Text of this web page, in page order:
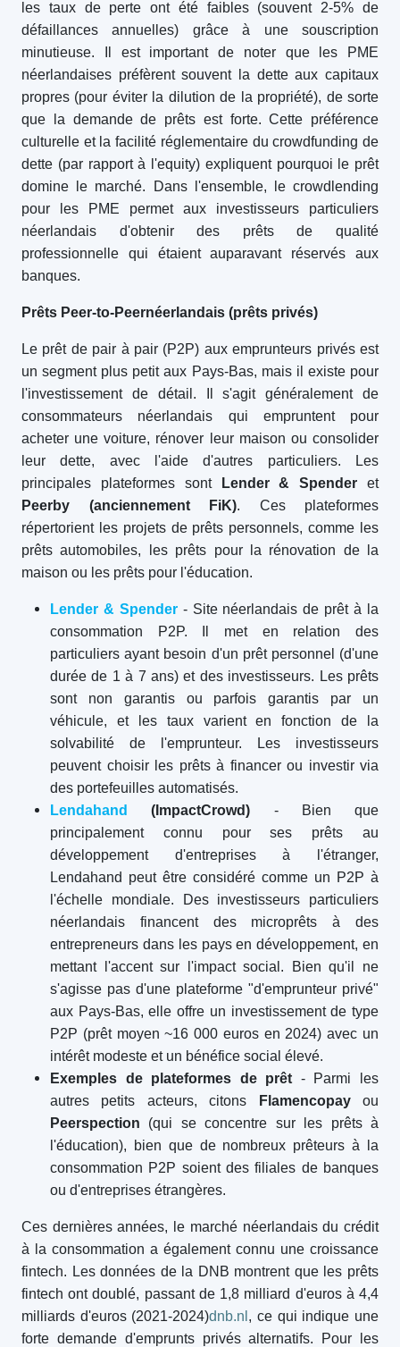
les taux de perte ont été faibles (souvent 2-5% de
défaillances annuelles) grâce à une souscription
minutieuse. Il est important de noter que les PME
néerlandaises préfèrent souvent la dette aux capitaux
propres (pour éviter la dilution de la propriété), de sorte
que la demande de prêts est forte. Cette préférence
culturelle et la facilité réglementaire du crowdfunding de
dette (par rapport à l'equity) expliquent pourquoi le prêt
domine le marché. Dans l'ensemble, le crowdlending
pour les PME permet aux investisseurs particuliers
néerlandais d'obtenir des prêts de qualité
professionnelle qui étaient auparavant réservés aux
banques.
Prêts Peer-to-Peernéerlandais (prêts privés)
Le prêt de pair à pair (P2P) aux emprunteurs privés est
un segment plus petit aux Pays-Bas, mais il existe pour
l'investissement de détail. Il s'agit généralement de
consommateurs néerlandais qui empruntent pour
acheter une voiture, rénover leur maison ou consolider
leur dette, avec l'aide d'autres particuliers. Les
principales plateformes sont
Lender & Spender et
Peerby (anciennement FiK). Ces plateformes
répertorient les projets de prêts personnels, comme les
prêts automobiles, les prêts pour la rénovation de la
maison ou les prêts pour l'éducation.
Lender & Spender- Site néerlandais de prêt à la
consommation P2P. Il met en relation des
particuliers ayant besoin d'un prêt personnel (d'une
durée de 1 à 7 ans) et des investisseurs. Les prêts
sont non garantis ou parfois garantis par un
véhicule, et les taux varient en fonction de la
solvabilité de l'emprunteur. Les investisseurs
peuvent choisir les prêts à financer ou investir via
des portefeuilles automatisés.
Lendahand
(ImpactCrowd) - Bien que
principalement connu pour ses prêts au
développement d'entreprises à l'étranger,
Lendahand peut être considéré comme un P2P à
l'échelle mondiale. Des investisseurs particuliers
néerlandais financent des microprêts à des
entrepreneurs dans les pays en développement, en
mettant l'accent sur l'impact social. Bien qu'il ne
s'agisse pas d'une plateforme "d'emprunteur privé"
aux Pays-Bas, elle offre un investissement de type
P2P (prêt moyen ~16 000 euros en 2024) avec un
intérêt modeste et un bénéfice social élevé.
Exemples de plateformes de prêt - Parmi les
autres petits acteurs, citons
Flamencopayou
Peerspection (qui se concentre sur les prêts à
l'éducation), bien que de nombreux prêteurs à la
consommation P2P soient des filiales de banques
ou d'entreprises étrangères.
Ces dernières années, le marché néerlandais du crédit
à la consommation a également connu une croissance
fintech. Les données de la DNB montrent que les prêts
fintech ont doublé, passant de 1,8 milliard d'euros à 4,4
milliards d'euros (2021-2024)dnb.nl , ce qui indique une
forte demande d'emprunts privés alternatifs. Pour les